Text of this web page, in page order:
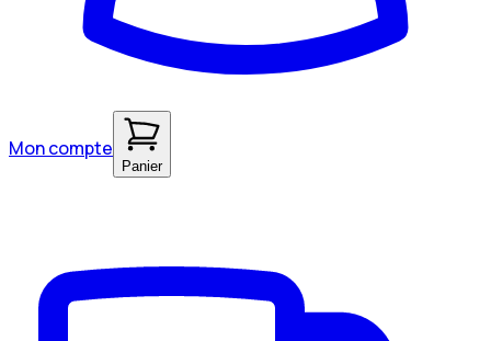
Mon compte
Panier